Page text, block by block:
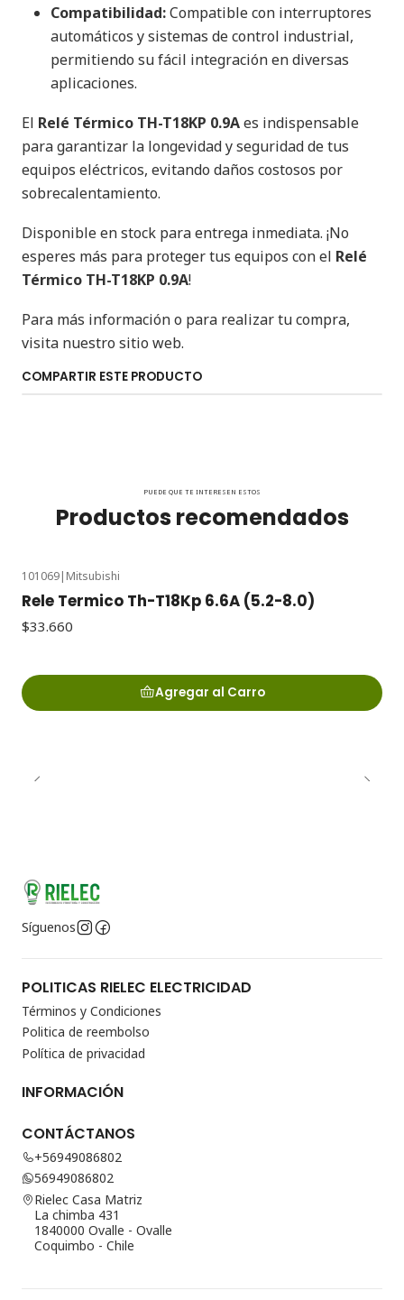
Compatibilidad:Compatible con interruptores
automáticos y sistemas de control industrial,
permitiendo su fácil integración en diversas
aplicaciones.
El Relé Térmico TH-T18KP 0.9Aes indispensable
para garantizar la longevidad y seguridad de tus
equipos eléctricos, evitando daños costosos por
sobrecalentamiento.
Disponible en stock para entrega inmediata. ¡No
esperes más para proteger tus equipos con el Relé
Térmico TH-T18KP 0.9A!
Para más información o para realizar tu compra,
visita nuestro sitio web.
COMPARTIR ESTE PRODUCTO
PUEDE QUE TE INTERESEN ESTOS
Productos recomendados
101069| Mitsubishi
Rele Termico Th-T18Kp 6.6A (5.2-8.0)
$33.660
Agregar al Carro
Síguenos
POLITICAS RIELEC ELECTRICIDAD
Términos y Condiciones
Politica de reembolso
Política de privacidad
INFORMACIÓN
CONTÁCTANOS
+56949086802
56949086802
Rielec Casa Matriz
La chimba 431
1840000 Ovalle - Ovalle
Coquimbo - Chile